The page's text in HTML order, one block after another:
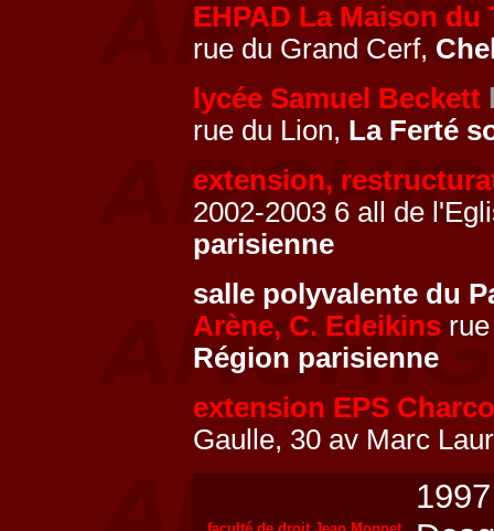
EHPAD La Maison
rue du Grand Cerf,
lycée Samuel Beckett
rue du Lion, La Ferté
extension,
2002-2003 6 all de
parisienne
salle polyvalente du
Arène, C. Edeikins
Région parisienne
extension EPS
Gaulle, 30 av Marc